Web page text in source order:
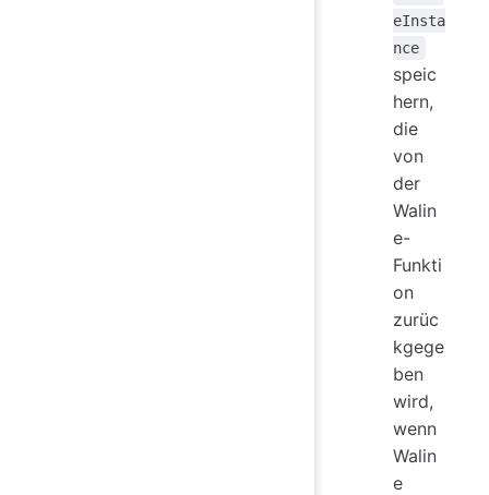
eInsta
nce
speic
hern,
die
von
der
Walin
e-
Funkti
on
zurüc
kgege
ben
wird,
wenn
Walin
e